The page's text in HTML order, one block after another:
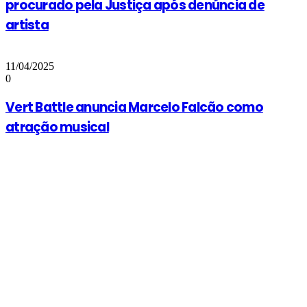
procurado pela Justiça após denúncia de
artista
11/04/2025
0
Vert Battle anuncia Marcelo Falcão como
atração musical